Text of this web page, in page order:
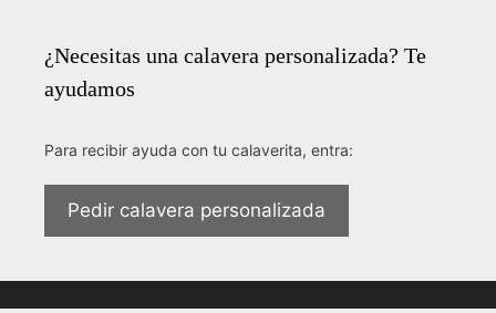
¿Necesitas una calavera personalizada? Te
ayudamos
Para recibir ayuda con tu calaverita, entra:
Pedir calavera personalizada